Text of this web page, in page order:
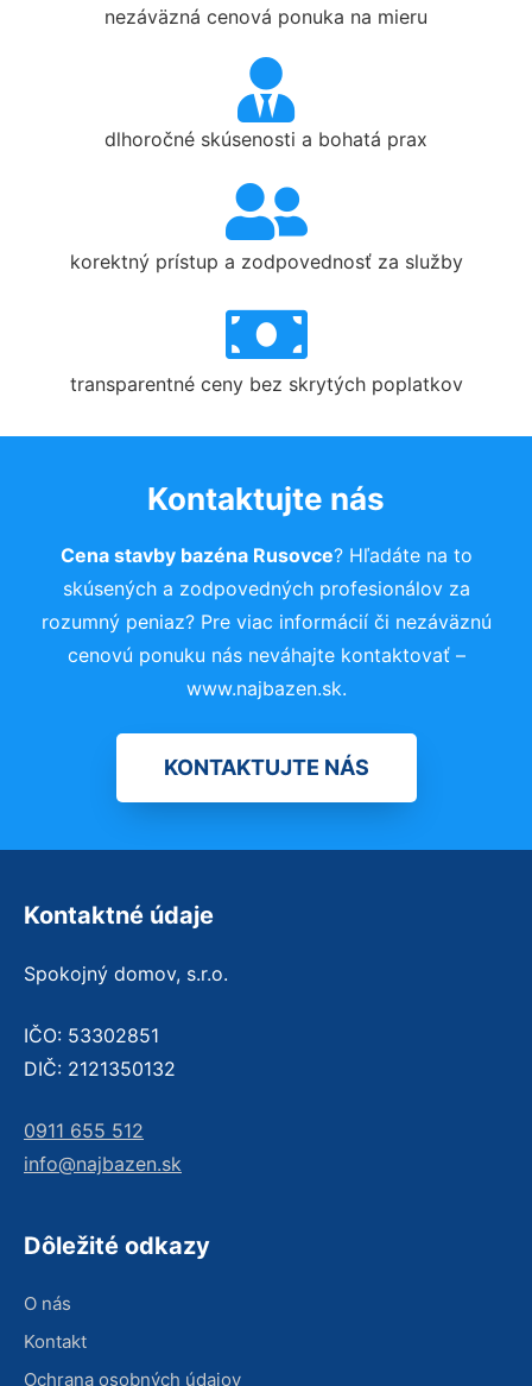
nezáväzná cenová ponuka na mieru
dlhoročné skúsenosti a bohatá prax
korektný prístup a zodpovednosť za služby
transparentné ceny bez skrytých poplatkov
Kontaktujte nás
Cena stavby bazéna Rusovce? Hľadáte na to
skúsených a zodpovedných profesionálov za
rozumný peniaz? Pre viac informácií či nezáväznú
cenovú ponuku nás neváhajte kontaktovať –
www.najbazen.sk.
KONTAKTUJTE NÁS
Kontaktné údaje
Spokojný domov, s.r.o.
IČO: 53302851
DIČ: 2121350132
0911 655 512
info@najbazen.sk
Dôležité odkazy
O nás
Kontakt
Ochrana osobných údajov